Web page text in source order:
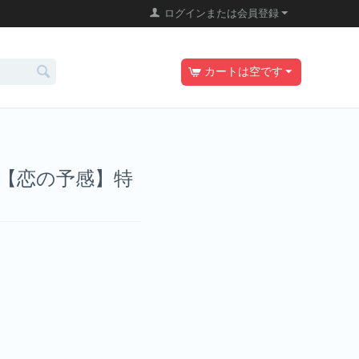
ログインまたは会員登録
カートは空です
恋の予感】特